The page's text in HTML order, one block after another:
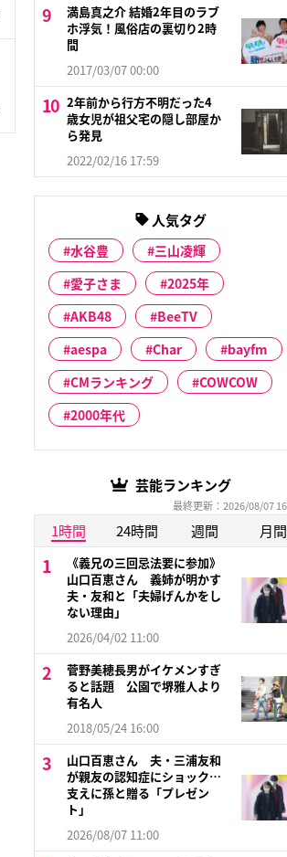
満島真之介 結婚2年目のラブ
ホ浮気！風俗店の裏切り2時
間
2017/03/07 00:00
2年前から行方不明だった4
歳女児が祖父宅の隠し部屋か
ら発見
2022/02/16 17:59
人気タグ
水谷豊
三山凌輝
愛子さま
2025年
AKB48
BeeTV
aespa
Char
bayfm
CMランキング
COWCOW
2000年代
芸能ランキング
最終更新：2026/08/07
1時間 24時間 週間 月間
《義兄の三回忌法要に参加》
山口百恵さん 義姉が明かす
夫・友和と「夫婦げんかをし
ない理由」
2026/04/02 11:00
菅野美穂長男がイケメンすぎ
ると話題 公園で堺雅人より
有名人
2018/05/24 16:00
山口百恵さん 夫・三浦友和
が親友の認知症にショック…
支えに孫と贈る「プレゼン
ト」
2026/08/07 11:00